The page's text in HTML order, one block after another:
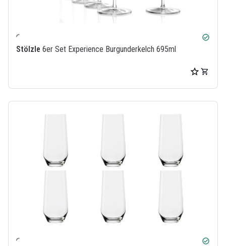
check_circle
Stölzle 6er Set Experience Burgunderkelch 695ml
check_circle